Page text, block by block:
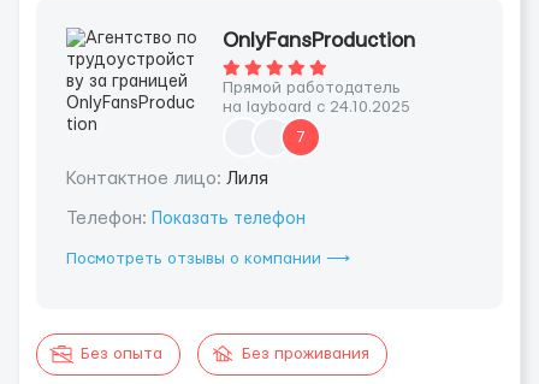
OnlyFansProduction
Прямой работодатель
на layboard с 24.10.2025
7
Контактное лицо: Лиля
Телефон: Показать телефон
Посмотреть отзывы о компании ⟶
Без опыта Без проживания